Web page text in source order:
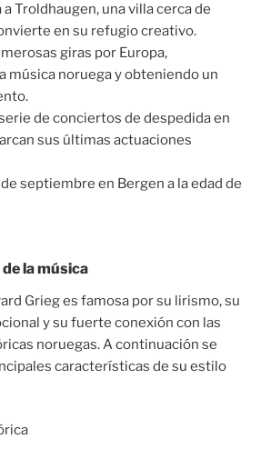
Troldhaugen, una villa cerca de
en su refugio creativo.
giras por Europa,
música noruega y obteniendo un
de conciertos de despedida en
sus últimas actuaciones
septiembre en Bergen a la edad de
la música
Grieg es famosa por su lirismo, su
y su fuerte conexión con las
noruegas. A continuación se
características de su estilo